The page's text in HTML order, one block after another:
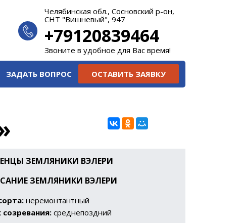
Челябинская обл., Сосновский р-он,
СНТ "Вишневый", 947
+79120839464
Звоните в удобное для Вас время!
ЗАДАТЬ ВОПРОС ОСТАВИТЬ ЗАЯВКУ
ЗЕМЛЯНИКИ ВЭЛЕРИ
ЗЕМЛЯНИКИ ВЭЛЕРИ
неремонтантный
созревания: среднепоздний